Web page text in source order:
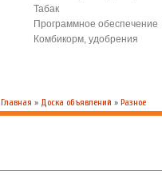
Табак
Программное обеспечение
Комбикорм, удобрения
Главная » Доска объявлений » Разное